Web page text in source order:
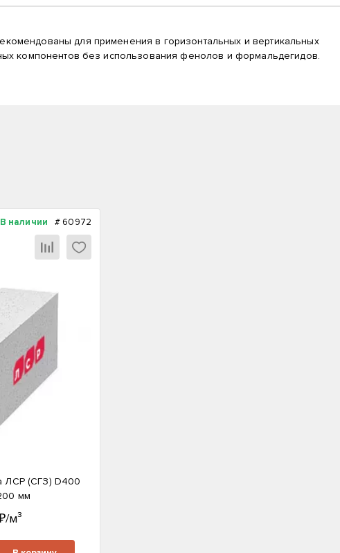
для применения в горизонтальных и вертикальных
компонентов без использования фенолов и формальдегидов.
В наличии # 60972
ЛСР (СГЗ) D400
мм
м³